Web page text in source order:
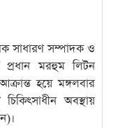
সাধারণ সম্পাদক ও
প্রধান মরহুম লিটন
হয়ে মঙ্গলবার
অবস্থায়